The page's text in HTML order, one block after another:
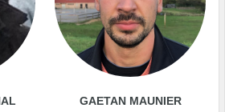
GAETAN MAUNIER